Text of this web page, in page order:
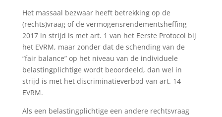
Het massaal bezwaar heeft betrekking op de
(rechts)vraag of de vermogensrendementsheffing
2017 in strijd is met art. 1 van het Eerste Protocol bij
het EVRM, maar zonder dat de schending van de
“fair balance” op het niveau van de individuele
belastingplichtige wordt beoordeeld, dan wel in
strijd is met het discriminatieverbod van art. 14
EVRM.
Als een belastingplichtige een andere rechtsvraag